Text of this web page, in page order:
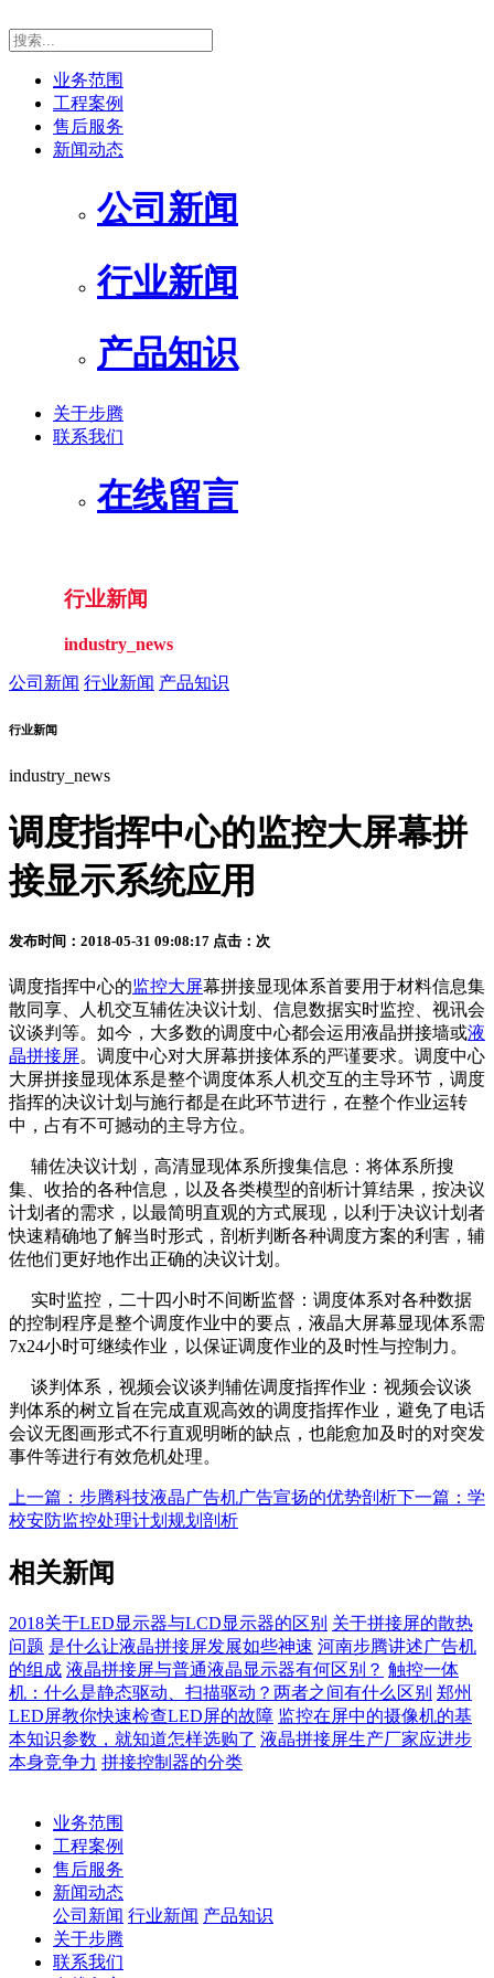
业务范围
工程案例
售后服务
新闻动态
公司新闻
行业新闻
产品知识
关于步腾
联系我们
在线留言
行业新闻
industry_news
公司新闻 行业新闻 产品知识
行业新闻
industry_news
调度指挥中心的监控大屏幕拼
接显示系统应用
发布时间：2018-05-31 09:08:17 点击： 次
调度指挥中心的监控大屏幕拼接显现体系首要用于材料信息集
散同享、人机交互辅佐决议计划、信息数据实时监控、视讯会
议谈判等。如今，大多数的调度中心都会运用液晶拼接墙或液
晶拼接屏。调度中心对大屏幕拼接体系的严谨要求。调度中心
大屏拼接显现体系是整个调度体系人机交互的主导环节，调度
指挥的决议计划与施行都是在此环节进行，在整个作业运转
中，占有不可撼动的主导方位。
辅佐决议计划，高清显现体系所搜集信息：将体系所搜
集、收拾的各种信息，以及各类模型的剖析计算结果，按决议
计划者的需求，以最简明直观的方式展现，以利于决议计划者
快速精确地了解当时形式，剖析判断各种调度方案的利害，辅
佐他们更好地作出正确的决议计划。
实时监控，二十四小时不间断监督：调度体系对各种数据
的控制程序是整个调度作业中的要点，液晶大屏幕显现体系需
7x24小时可继续作业，以保证调度作业的及时性与控制力。
谈判体系，视频会议谈判辅佐调度指挥作业：视频会议谈
判体系的树立旨在完成直观高效的调度指挥作业，避免了电话
会议无图画形式不行直观明晰的缺点，也能愈加及时的对突发
事件等进行有效危机处理。
上一篇：步腾科技液晶广告机广告宣扬的优势剖析下一篇：学
校安防监控处理计划规划剖析
相关新闻
2018关于LED显示器与LCD显示器的区别 关于拼接屏的散热
问题 是什么让液晶拼接屏发展如些神速 河南步腾讲述广告机
的组成 液晶拼接屏与普通液晶显示器有何区别？ 触控一体
机：什么是静态驱动、扫描驱动？两者之间有什么区别 郑州
LED屏教你快速检查LED屏的故障 监控在屏中的摄像机的基
本知识参数，就知道怎样选购了 液晶拼接屏生产厂家应进步
本身竞争力 拼接控制器的分类
业务范围
工程案例
售后服务
新闻动态
公司新闻 行业新闻 产品知识
关于步腾
联系我们